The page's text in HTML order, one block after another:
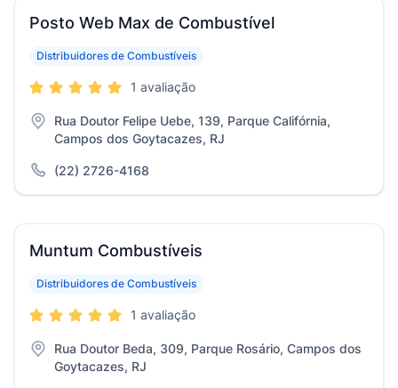
Posto Web Max de Combustível
Distribuidores de Combustíveis
1 avaliação
Rua Doutor Felipe Uebe, 139, Parque Califórnia,
Campos dos Goytacazes, RJ
(22) 2726-4168
Muntum Combustíveis
Distribuidores de Combustíveis
1 avaliação
Rua Doutor Beda, 309, Parque Rosário, Campos dos
Goytacazes, RJ